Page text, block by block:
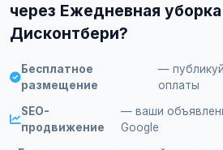
через Ежедневная
Дисконтбери?
Бесплатное
размещение
—
оплаты
SEO-
продвижение
— ваши
Google